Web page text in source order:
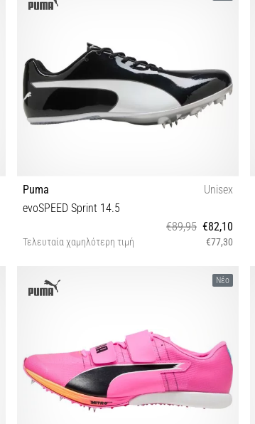
Puma
Unisex
evoSPEED Sprint 14.5
€89,95 €82,10
Τελευταία χαμηλότερη τιμή €77,30
37½ 38 38½ 39 40 40½ 41 42 42½ 43 44 44½ 45 46
Νέο